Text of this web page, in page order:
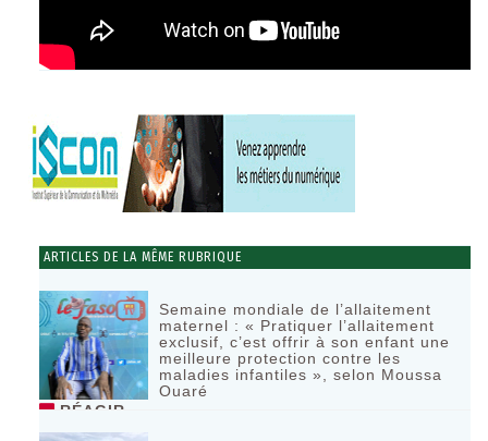
ARTICLES DE LA MÊME RUBRIQUE
Semaine mondiale de l’allaitement
maternel : « Pratiquer l’allaitement
exclusif, c’est offrir à son enfant une
meilleure protection contre les
maladies infantiles », selon Moussa
Ouaré
RÉAGIR